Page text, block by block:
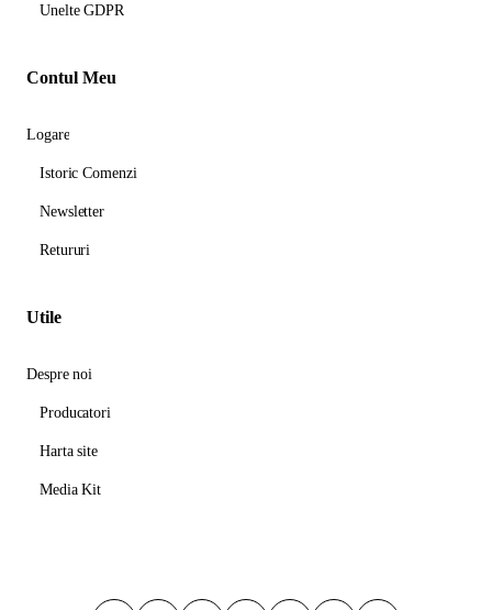
Unelte GDPR
Contul Meu
Logare
Istoric Comenzi
Newsletter
Retururi
Utile
Despre noi
Producatori
Harta site
Media Kit